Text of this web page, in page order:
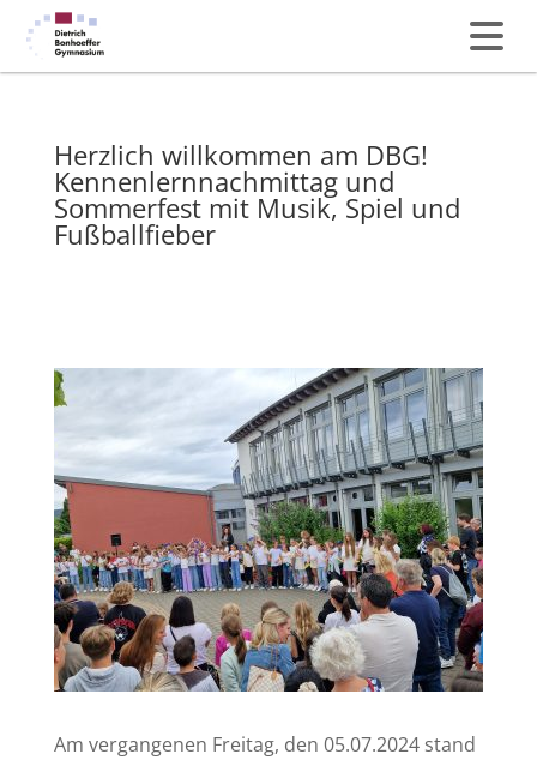
Herzlich willkommen am DBG!
Kennenlernnachmittag und
Sommerfest mit Musik, Spiel und
Fußballfieber
Am vergangenen Freitag, den 05.07.2024 stand